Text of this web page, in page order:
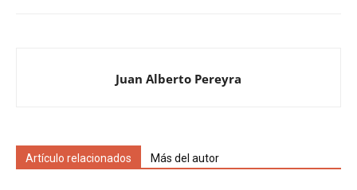
Juan Alberto Pereyra
Artículo relacionados Más del autor